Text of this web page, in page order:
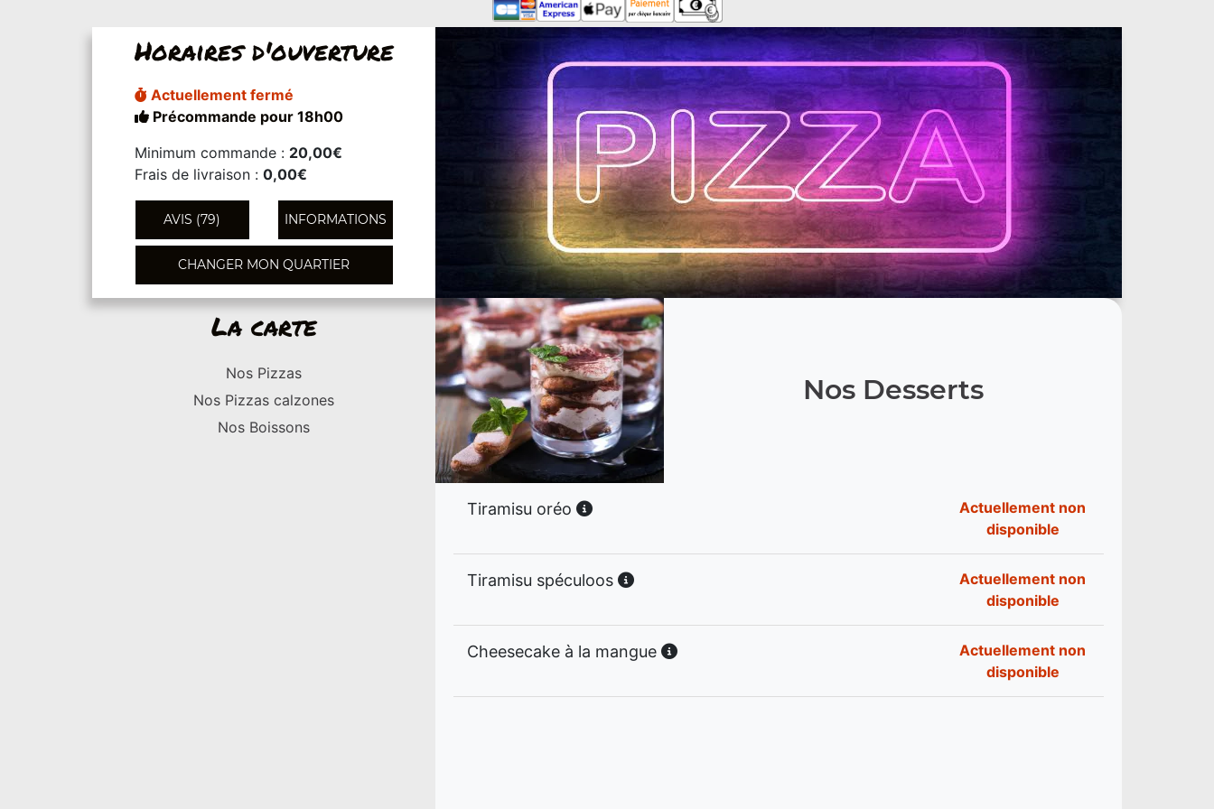
Horaires d'ouverture
Actuellement fermé
Précommande pour 18h00
Minimum commande : 20,00€
Frais de livraison : 0,00€
AVIS (79) INFORMATIONS
CHANGER MON QUARTIER
La carte
Nos Pizzas
Nos Pizzas calzones
Nos Boissons
Nos Desserts
Tiramisu oréo
Actuellement non
disponible
Tiramisu spéculoos
Actuellement non
disponible
Cheesecake à la mangue
Actuellement non
disponible